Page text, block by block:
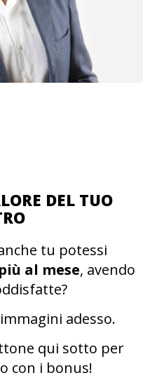
DEL TUO
tu potessi
al mese, avendo
adesso.
qui sotto per
con i bonus!